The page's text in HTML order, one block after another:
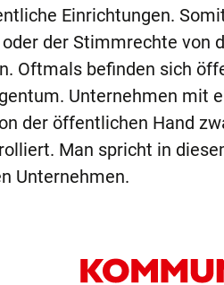
Einrichtungen.
der Stimmrechte von
Oftmals befinden sich
Unternehmen mit
der öffentlichen Hand
Man spricht in
Unternehmen.